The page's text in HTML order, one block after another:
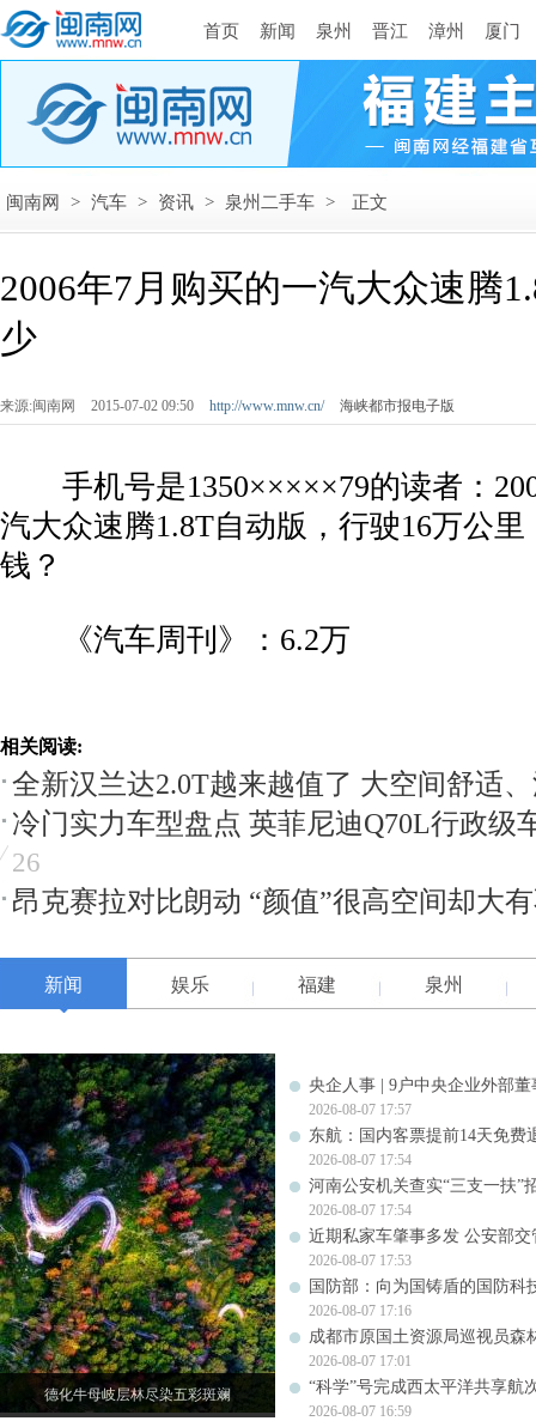
首页 新闻 泉州 晋江 漳州 厦门
闽南网 > 汽车 > 资讯 > 泉州二手车 > 正文
2006年7月购买的一汽大众速腾
少
来源:闽南网 2015-07-02 09:50 http://www.mnw.cn/ 海峡都市报电子版
手机号是1350×××××79的读者：
汽大众速腾1.8T自动版，行驶16万公
钱？
《汽车周刊》：6.2万
相关阅读:
全新汉兰达2.0T越来越值了 大空间舒适
冷门实力车型盘点 英菲尼迪Q70L行政级
26
昂克赛拉对比朗动 “颜值”很高空间却大
新闻 娱乐 福建 泉州
德化牛母岐层林尽染五彩斑斓
央企人事 | 9户中央企业外部
2026-08-07 17:57
东航：国内客票提前14天免费
2026-08-07 17:54
河南公安机关查实“三支一扶”
2026-08-07 17:54
近期私家车肇事多发 公安部
2026-08-07 17:53
国防部：向为国铸盾的国防科
2026-08-07 17:16
成都市原国土资源局巡视员森
2026-08-07 17:01
“科学”号完成西太平洋共享航
2026-08-07 16:59